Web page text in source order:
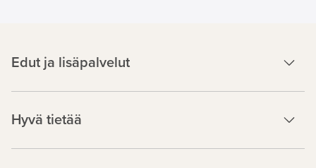
Edut ja lisäpalvelut
Hyvä tietää